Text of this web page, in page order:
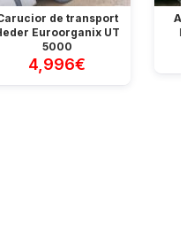
de transport
Euroorganix UT
5000
4,996€